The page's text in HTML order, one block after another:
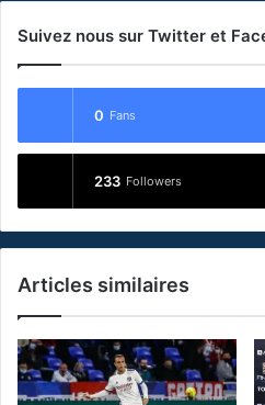
Suivez nous sur Twitter et
0 Fans
233 Followers
Articles similaires